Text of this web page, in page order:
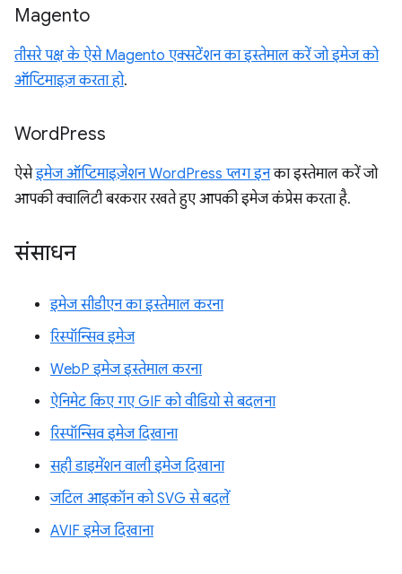
Magento
तीसरे पक्ष के ऐसे Magento एक्सटेंशन का इस्तेमाल करें जो इमेज को
ऑप्टिमाइज़ करता हो.
WordPress
ऐसेइमेज ऑप्टिमाइज़ेशन WordPress प्लग इनका इस्तेमाल करें जो
आपकी क्वालिटी बरकरार रखते हुए आपकी इमेज कंप्रेस करता है.
संसाधन
इमेज सीडीएन का इस्तेमाल करना
रिस्पॉन्सिव इमेज
WebP इमेज इस्तेमाल करना
ऐनिमेट किए गए GIF को वीडियो से बदलना
रिस्पॉन्सिव इमेज दिखाना
सही डाइमेंशन वाली इमेज दिखाना
जटिल आइकॉन को SVG से बदलें
AVIF इमेज दिखाना